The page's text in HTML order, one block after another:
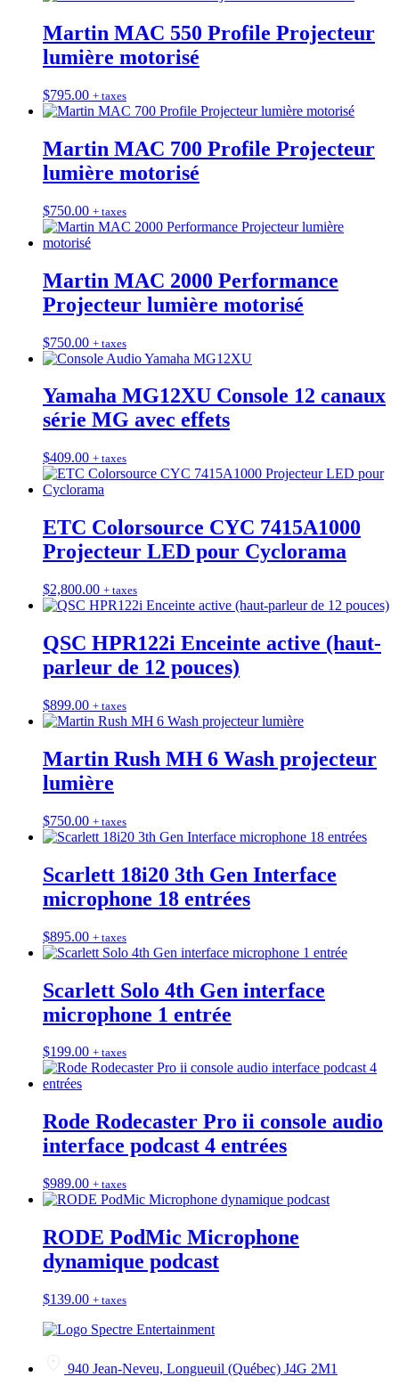
Martin MAC 550 Profile Projecteur
lumière motorisé
$795.00 + taxes
Martin MAC 700 Profile Projecteur
lumière motorisé
$750.00 + taxes
Martin MAC 2000 Performance
Projecteur lumière motorisé
$750.00 + taxes
Yamaha MG12XU Console 12 canaux
série MG avec effets
$409.00 + taxes
ETC Colorsource CYC 7415A1000
Projecteur LED pour Cyclorama
$2,800.00 + taxes
QSC HPR122i Enceinte active (haut-
parleur de 12 pouces)
$899.00 + taxes
Martin Rush MH 6 Wash projecteur
lumière
$750.00 + taxes
Scarlett 18i20 3th Gen Interface
microphone 18 entrées
$895.00 + taxes
Scarlett Solo 4th Gen interface
microphone 1 entrée
$199.00 + taxes
Rode Rodecaster Pro ii console audio
interface podcast 4 entrées
$989.00 + taxes
RODE PodMic Microphone
dynamique podcast
$139.00 + taxes
940 Jean-Neveu, Longueuil (Québec) J4G 2M1